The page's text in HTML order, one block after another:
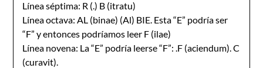
Línea séptima: R (.) B (itratu)
Línea octava: AL (binae) (Al) BIE. Esta “E” podría ser
“F” y entonces podríamos leer F (ilae)
Línea novena: La “E” podría leerse “F”: .F (aciendum). C
(curavit).